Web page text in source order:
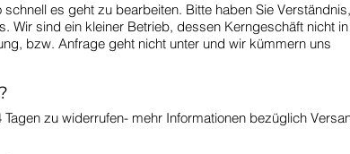
es geht zu bearbeiten. Bitte haben Sie
Wir sind ein kleiner Betrieb, dessen Kerngeschäft nicht
bzw. Anfrage geht nicht unter und wir kümmern uns
zu widerrufen- mehr Informationen bezüglich